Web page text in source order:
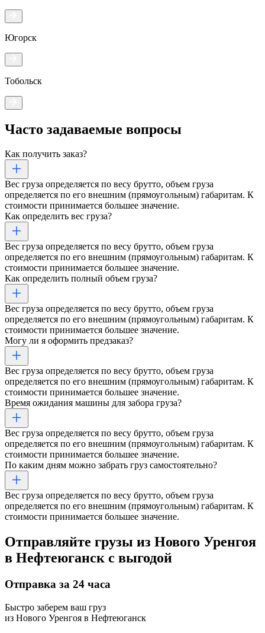
Югорск
Тобольск
Часто задаваемые вопросы
Как получить заказ?
Вес груза определяется по весу брутто, объем груза
определяется по его внешним (прямоугольным) габаритам. К
стоимости принимается большее значение.
Как определить вес груза?
Вес груза определяется по весу брутто, объем груза
определяется по его внешним (прямоугольным) габаритам. К
стоимости принимается большее значение.
Как определить полный объем груза?
Вес груза определяется по весу брутто, объем груза
определяется по его внешним (прямоугольным) габаритам. К
стоимости принимается большее значение.
Могу ли я оформить предзаказ?
Вес груза определяется по весу брутто, объем груза
определяется по его внешним (прямоугольным) габаритам. К
стоимости принимается большее значение.
Время ожидания машины для забора груза?
Вес груза определяется по весу брутто, объем груза
определяется по его внешним (прямоугольным) габаритам. К
стоимости принимается большее значение.
По каким дням можно забрать груз самостоятельно?
Вес груза определяется по весу брутто, объем груза
определяется по его внешним (прямоугольным) габаритам. К
стоимости принимается большее значение.
Отправляйте грузы из Нового Уренгоя
в Нефтеюганск с выгодой
Отправка за 24 часа
Быстро заберем ваш груз
из Нового Уренгоя в Нефтеюганск